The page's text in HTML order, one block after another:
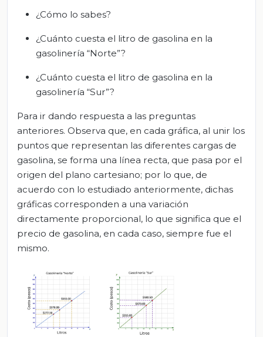
¿Cómo lo sabes?
¿Cuánto cuesta el litro de gasolina en la
gasolinería “Norte”?
¿Cuánto cuesta el litro de gasolina en la
gasolinería “Sur”?
Para ir dando respuesta a las preguntas
anteriores. Observa que, en cada gráfica, al unir los
puntos que representan las diferentes cargas de
gasolina, se forma una línea recta, que pasa por el
origen del plano cartesiano; por lo que, de
acuerdo con lo estudiado anteriormente, dichas
gráficas corresponden a una variación
directamente proporcional, lo que significa que el
precio de gasolina, en cada caso, siempre fue el
mismo.